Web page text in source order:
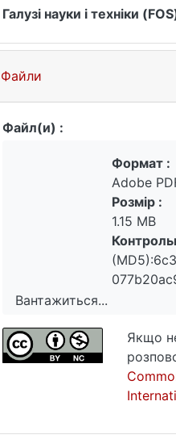
Галузі науки і техніки
Файли
Файл(и) :
Вантажиться...
Вантажиться...
Формат :
Adobe
Розмір :
1.15 MB
Якщо